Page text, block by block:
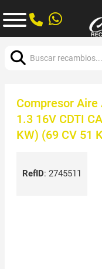
Compresor Aire
1.3 16V CDTI
KW) (69 CV 51
RefID: 2745511